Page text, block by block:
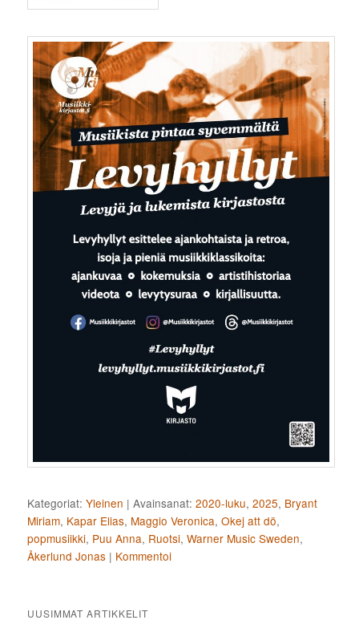
Kategoriat: Yleinen |Avainsanat: 2020-luku,2025, Bryant
Miriam, Kapar Elias, Maggio Veronica,Okej att dö,
popmusiikki, Puu Anna, Ruotsi,Warner Music Sweden,
Åkerlund Jonas | Kommentoi
UUSIMMAT ARTIKKELIT